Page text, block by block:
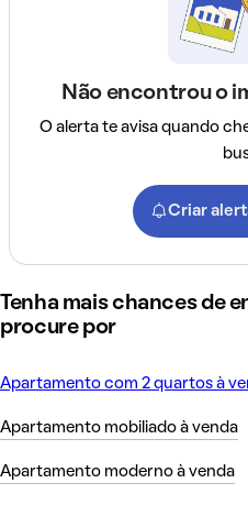
Não encontrou o
O alerta te avisa quando
Criar
Tenha mais chances de
procure por
Apartamento com 2 quartos à
Apartamento mobiliado à venda
Apartamento moderno à venda